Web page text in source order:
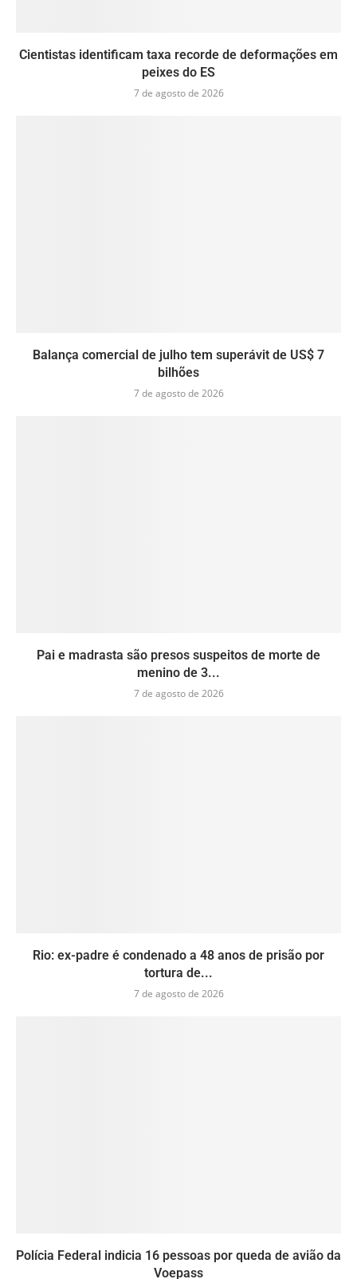
Cientistas identificam taxa recorde de deformações em
peixes do ES
7 de agosto de 2026
Balança comercial de julho tem superávit de US$ 7
bilhões
7 de agosto de 2026
Pai e madrasta são presos suspeitos de morte de
menino de 3...
7 de agosto de 2026
Rio: ex-padre é condenado a 48 anos de prisão por
tortura de...
7 de agosto de 2026
Polícia Federal indicia 16 pessoas por queda de avião da
Voepass